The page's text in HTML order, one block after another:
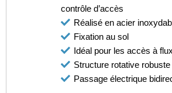
contrôle d’accès
Réalisé en acier
Fixation au sol
Idéal pour les accès à
Structure rotative robuste
Passage électrique